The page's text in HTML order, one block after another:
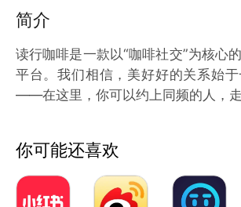
简介
读行咖啡是一款以“咖啡社交”为核心
平台。我们相信，美好好的关系始
——在这里，你可以约上同频的人，
认识一个真实的人。
读行咖啡的独特之处：
① 约ta喝咖啡，轻松开启话题
你可能还喜欢